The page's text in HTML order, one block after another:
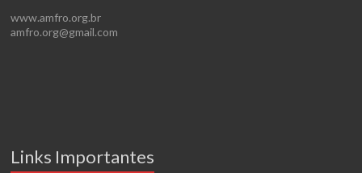
www.amfro.org.br
amfro.org@gmail.com
Links Importantes